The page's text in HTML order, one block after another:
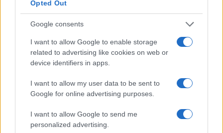
Opted Out
Google consents
I want to allow Google to enable storage
related to advertising like cookies on web or
device identifiers in apps.
I want to allow my user data to be sent to
Google for online advertising purposes.
I want to allow Google to send me
personalized advertising.
I nostri cari
I nostri cari
I nostri cari